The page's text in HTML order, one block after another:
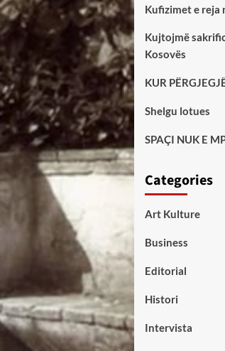
Kufizimet e reja
Kujtojmë
Kosovës
KUR
Shelgu lotues
SPAÇI NUK E
Categories
Art Kulture
Business
Editorial
Histori
Intervista